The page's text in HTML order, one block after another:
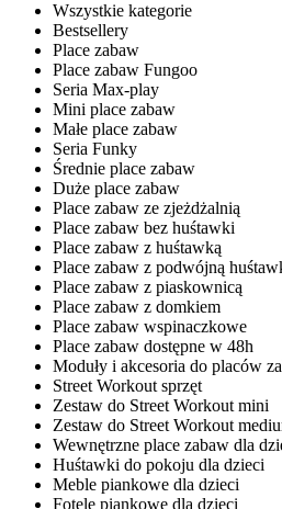
Wszystkie kategorie
Bestsellery
Place zabaw
Place zabaw Fungoo
Seria Max-play
Mini place zabaw
Małe place zabaw
Seria Funky
Średnie place zabaw
Duże place zabaw
Place zabaw ze zjeżdżalnią
Place zabaw bez huśtawki
Place zabaw z huśtawką
Place zabaw z podwójną
Place zabaw z piaskownicą
Place zabaw z domkiem
Place zabaw wspinaczkowe
Place zabaw dostępne w 48h
Moduły i akcesoria do placów
Street Workout sprzęt
Zestaw do Street Workout mini
Zestaw do Street Workout
Wewnętrzne place zabaw dla
Huśtawki do pokoju dla dzieci
Meble piankowe dla dzieci
Fotele piankowe dla dzieci